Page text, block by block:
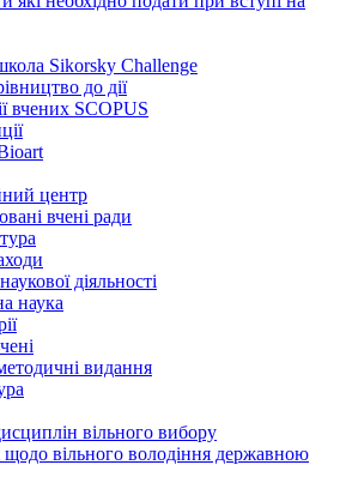
Sikorsky Challenge
до дії
вчених SCOPUS
центр
вчені ради
діяльності
наука
видання
вільного вибору
щодо вільного володіння державною